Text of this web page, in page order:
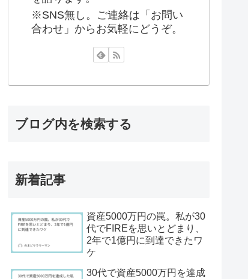
※SNS無し。ご連絡は「お問い
合わせ」からお気軽にどうぞ。
ブログ内を検索する
新着記事
資産5000万円の罠。私が30
代でFIREを思いとどまり、
2年で1億円に到達できたワ
ケ
30代で資産5000万円を達成